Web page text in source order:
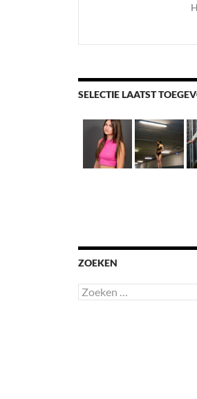
SELECTIE LAATST
ZOEKEN
Zoeken
naar: